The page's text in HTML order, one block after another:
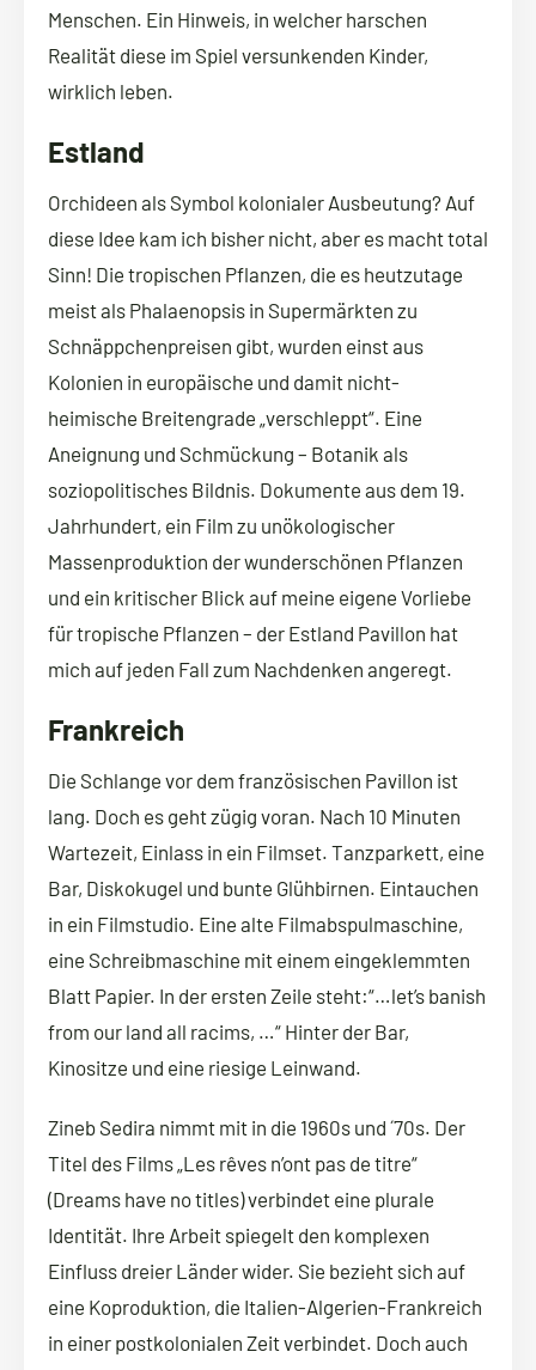
Menschen. Ein Hinweis, in welcher harschen
Realität diese im Spiel versunkenden Kinder,
wirklich leben.
Estland
Orchideen als Symbol kolonialer Ausbeutung? Auf
diese Idee kam ich bisher nicht, aber es macht total
Sinn! Die tropischen Pflanzen, die es heutzutage
meist als Phalaenopsis in Supermärkten zu
Schnäppchenpreisen gibt, wurden einst aus
Kolonien in europäische und damit nicht-
heimische Breitengrade „verschleppt“. Eine
Aneignung und Schmückung – Botanik als
soziopolitisches Bildnis. Dokumente aus dem 19.
Jahrhundert, ein Film zu unökologischer
Massenproduktion der wunderschönen Pflanzen
und ein kritischer Blick auf meine eigene Vorliebe
für tropische Pflanzen – der Estland Pavillon hat
mich auf jeden Fall zum Nachdenken angeregt.
Frankreich
Die Schlange vor dem französischen Pavillon ist
lang. Doch es geht zügig voran. Nach 10 Minuten
Wartezeit, Einlass in ein Filmset. Tanzparkett, eine
Bar, Diskokugel und bunte Glühbirnen. Eintauchen
in ein Filmstudio. Eine alte Filmabspulmaschine,
eine Schreibmaschine mit einem eingeklemmten
Blatt Papier. In der ersten Zeile steht:“…let’s banish
from our land all racims, …“ Hinter der Bar,
Kinositze und eine riesige Leinwand.
Zineb Sedira nimmt mit in die 1960s und ´70s. Der
Titel des Films „Les rêves n’ont pas de titre“
(Dreams have no titles) verbindet eine plurale
Identität. Ihre Arbeit spiegelt den komplexen
Einfluss dreier Länder wider. Sie bezieht sich auf
eine Koproduktion, die Italien-Algerien-Frankreich
in einer postkolonialen Zeit verbindet. Doch auch